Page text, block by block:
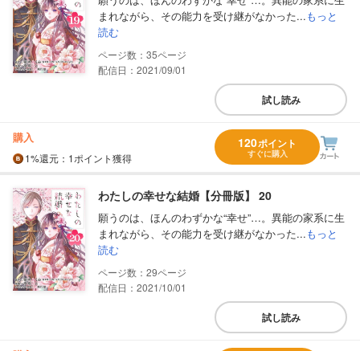
まれながら、その能力を受け継がなかった...もっと
読む
35
配信日：2021/09/01
試し読み
購入
1%還元 ：1ポイント獲得
120ポイント
すぐに購入
わたしの幸せな結婚【分冊版】 20
願うのは、ほんのわずかな“幸せ”…。異能の家系に生
まれながら、その能力を受け継がなかった...もっと
読む
29
配信日：2021/10/01
試し読み